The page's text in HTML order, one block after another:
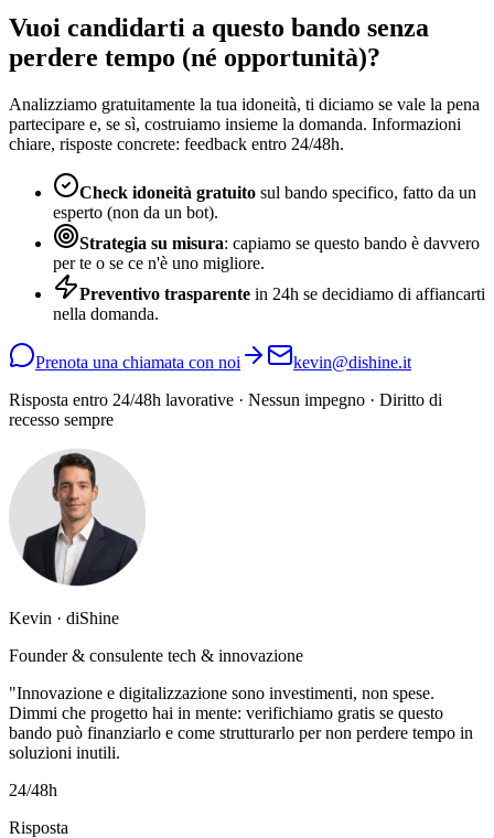
Vuoi candidarti a questo bando senza
perdere tempo (né opportunità)?
Analizziamo gratuitamente la tua idoneità, ti diciamo se vale la pena
partecipare e, se sì, costruiamo insieme la domanda. Informazioni
chiare, risposte concrete: feedback entro 24/48h.
Check idoneità gratuito sul bando specifico, fatto da un
esperto (non da un bot).
Strategia su misura: capiamo se questo bando è davvero
per te o se ce n'è uno migliore.
Preventivo trasparente in 24h se decidiamo di affiancarti
nella domanda.
Prenota una chiamata con noi
kevin@dishine.it
Risposta entro 24/48h lavorative · Nessun impegno · Diritto di
recesso sempre
Kevin · diShine
Founder & consulente tech & innovazione
"Innovazione e digitalizzazione sono investimenti, non spese.
Dimmi che progetto hai in mente: verifichiamo gratis se questo
bando può finanziarlo e come strutturarlo per non perdere tempo in
soluzioni inutili.
24/48h
Risposta